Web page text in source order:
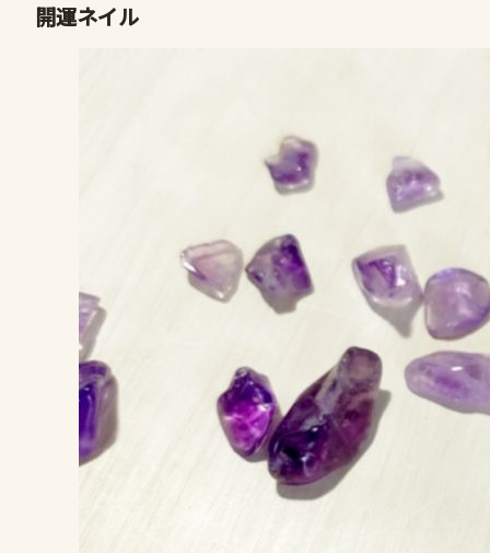
開運ネイル